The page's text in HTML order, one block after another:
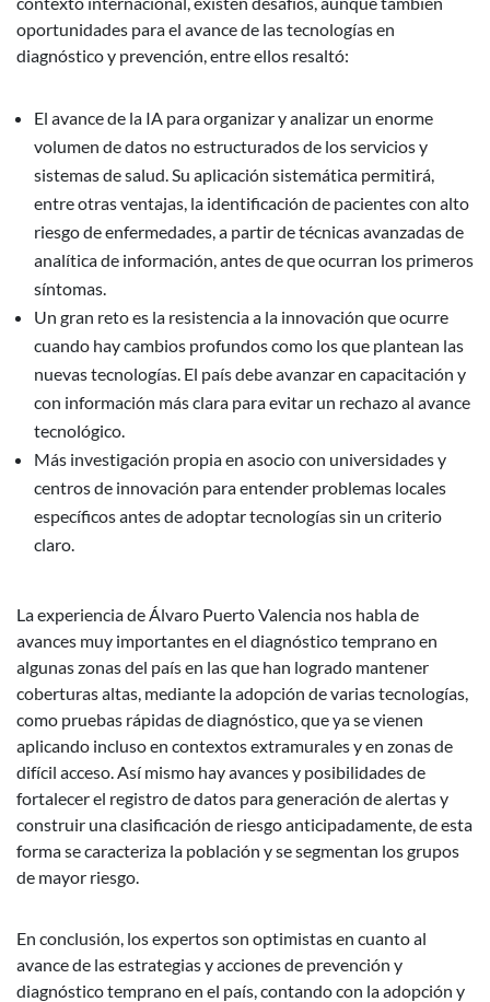
oportunidades para el avance de las tecnologías en
diagnóstico y prevención, entre ellos resaltó:
El avance de la IA para organizar y analizar un enorme
volumen de datos no estructurados de los servicios y
sistemas de salud. Su aplicación sistemática permitirá,
entre otras ventajas, la identificación de pacientes con alto
riesgo de enfermedades, a partir de técnicas avanzadas de
analítica de información, antes de que ocurran los primeros
síntomas.
Un gran reto es la resistencia a la innovación que ocurre
cuando hay cambios profundos como los que plantean las
nuevas tecnologías. El país debe avanzar en capacitación y
con información más clara para evitar un rechazo al avance
tecnológico.
Más investigación propia en asocio con universidades y
centros de innovación para entender problemas locales
específicos antes de adoptar tecnologías sin un criterio
claro.
La experiencia de Álvaro Puerto Valencia nos habla de
avances muy importantes en el diagnóstico temprano en
algunas zonas del país en las que han logrado mantener
coberturas altas, mediante la adopción de varias tecnologías,
como pruebas rápidas de diagnóstico, que ya se vienen
aplicando incluso en contextos extramurales y en zonas de
difícil acceso. Así mismo hay avances y posibilidades de
fortalecer el registro de datos para generación de alertas y
construir una clasificación de riesgo anticipadamente, de esta
forma se caracteriza la población y se segmentan los grupos
de mayor riesgo.
En conclusión, los expertos son optimistas en cuanto al
avance de las estrategias y acciones de prevención y
diagnóstico temprano en el país, contando con la adopción y